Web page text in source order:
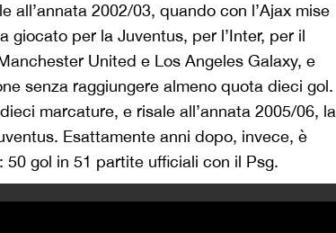
all’annata 2002/03, quando con l’Ajax mise
giocato per la Juventus, per l’Inter, per il
United e Los Angeles Galaxy, e
senza raggiungere almeno quota dieci gol.
marcature, e risale all’annata 2005/06, la
Esattamente anni dopo, invece, è
gol in 51 partite ufficiali con il Psg.